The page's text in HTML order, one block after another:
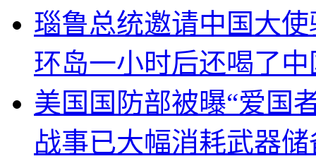
瑙鲁总统邀请中国大
环岛一小时后还喝了
美国国防部被曝“爱国
战事已大幅消耗武器储